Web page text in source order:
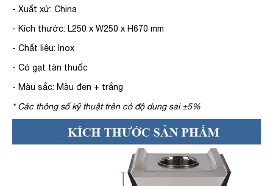
- Xuất xứ: China
- Kích thước: L250 x W250 x H670 mm
- Chất liệu: Inox
- Có gạt tàn thuốc
- Màu sắc: Màu đen + trắng
* Các thông số kỹ thuật trên có độ dung sai ±5%